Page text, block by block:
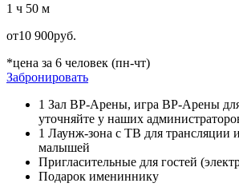
1 ч 50 м
от10 900руб.
*цена за 6 человек (пн-чт)
Забронировать
1 Зал ВР-Арены, игра ВР-Арены для
уточняйте у наших
1 Лаунж-зона c ТВ для трансляции
малышей
Пригласительные для гостей
Подарок имениннику